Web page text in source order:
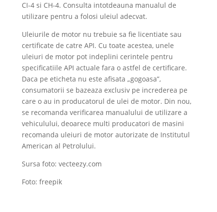
CI-4 si CH-4. Consulta intotdeauna manualul de
utilizare pentru a folosi uleiul adecvat.
Uleiurile de motor nu trebuie sa fie licentiate sau
certificate de catre API. Cu toate acestea, unele
uleiuri de motor pot indeplini cerintele pentru
specificatiile API actuale fara o astfel de certificare.
Daca pe eticheta nu este afisata „gogoasa”,
consumatorii se bazeaza exclusiv pe increderea pe
care o au in producatorul de ulei de motor. Din nou,
se recomanda verificarea manualului de utilizare a
vehiculului, deoarece multi producatori de masini
recomanda uleiuri de motor autorizate de Institutul
American al Petrolului.
Sursa foto: vecteezy.com
Foto: freepik